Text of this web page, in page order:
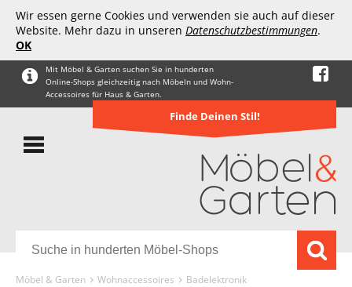
Wir essen gerne Cookies und verwenden sie auch auf dieser
Website. Mehr dazu in unseren Datenschutzbestimmungen.
OK
Mit Möbel & Garten suchen Sie in hunderten
Online-Shops gleichzeitig nach Möbeln und Wohn-
Accessoires für Haus & Garten.
Finde Deinen Stil!
Möbel & Garten Wohnaccessoires Badelektronik